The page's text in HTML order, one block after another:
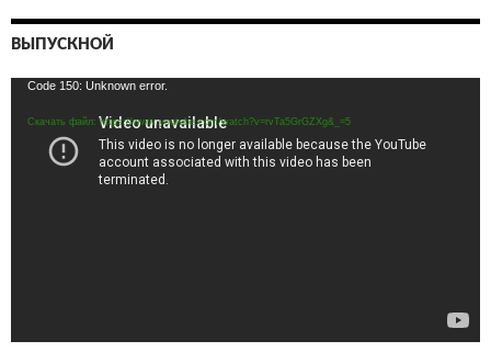
ВЫПУСКНОЙ
Видеоплеер
Code 150: Unknown error.
Скачать файл: https://www.youtube.com/watch?v=rvTa5GrGZXg&_=5